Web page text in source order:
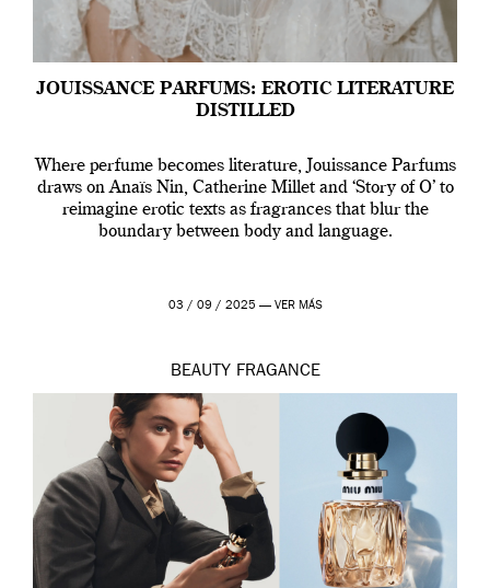
JOUISSANCE PARFUMS: EROTIC LITERATURE
DISTILLED
Where perfume becomes literature, Jouissance Parfums
draws on Anaïs Nin, Catherine Millet and ‘Story of O’ to
reimagine erotic texts as fragrances that blur the
boundary between body and language.
03 / 09 / 2025 — VER MÁS
BEAUTY FRAGANCE